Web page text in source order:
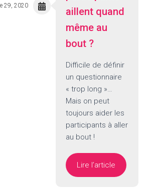
aillent quand
même au
bout ?
Difficile de définir
un questionnaire
« trop long »…
Mais on peut
toujours aider les
participants à aller
au bout !
Lire l’article
29, 2020